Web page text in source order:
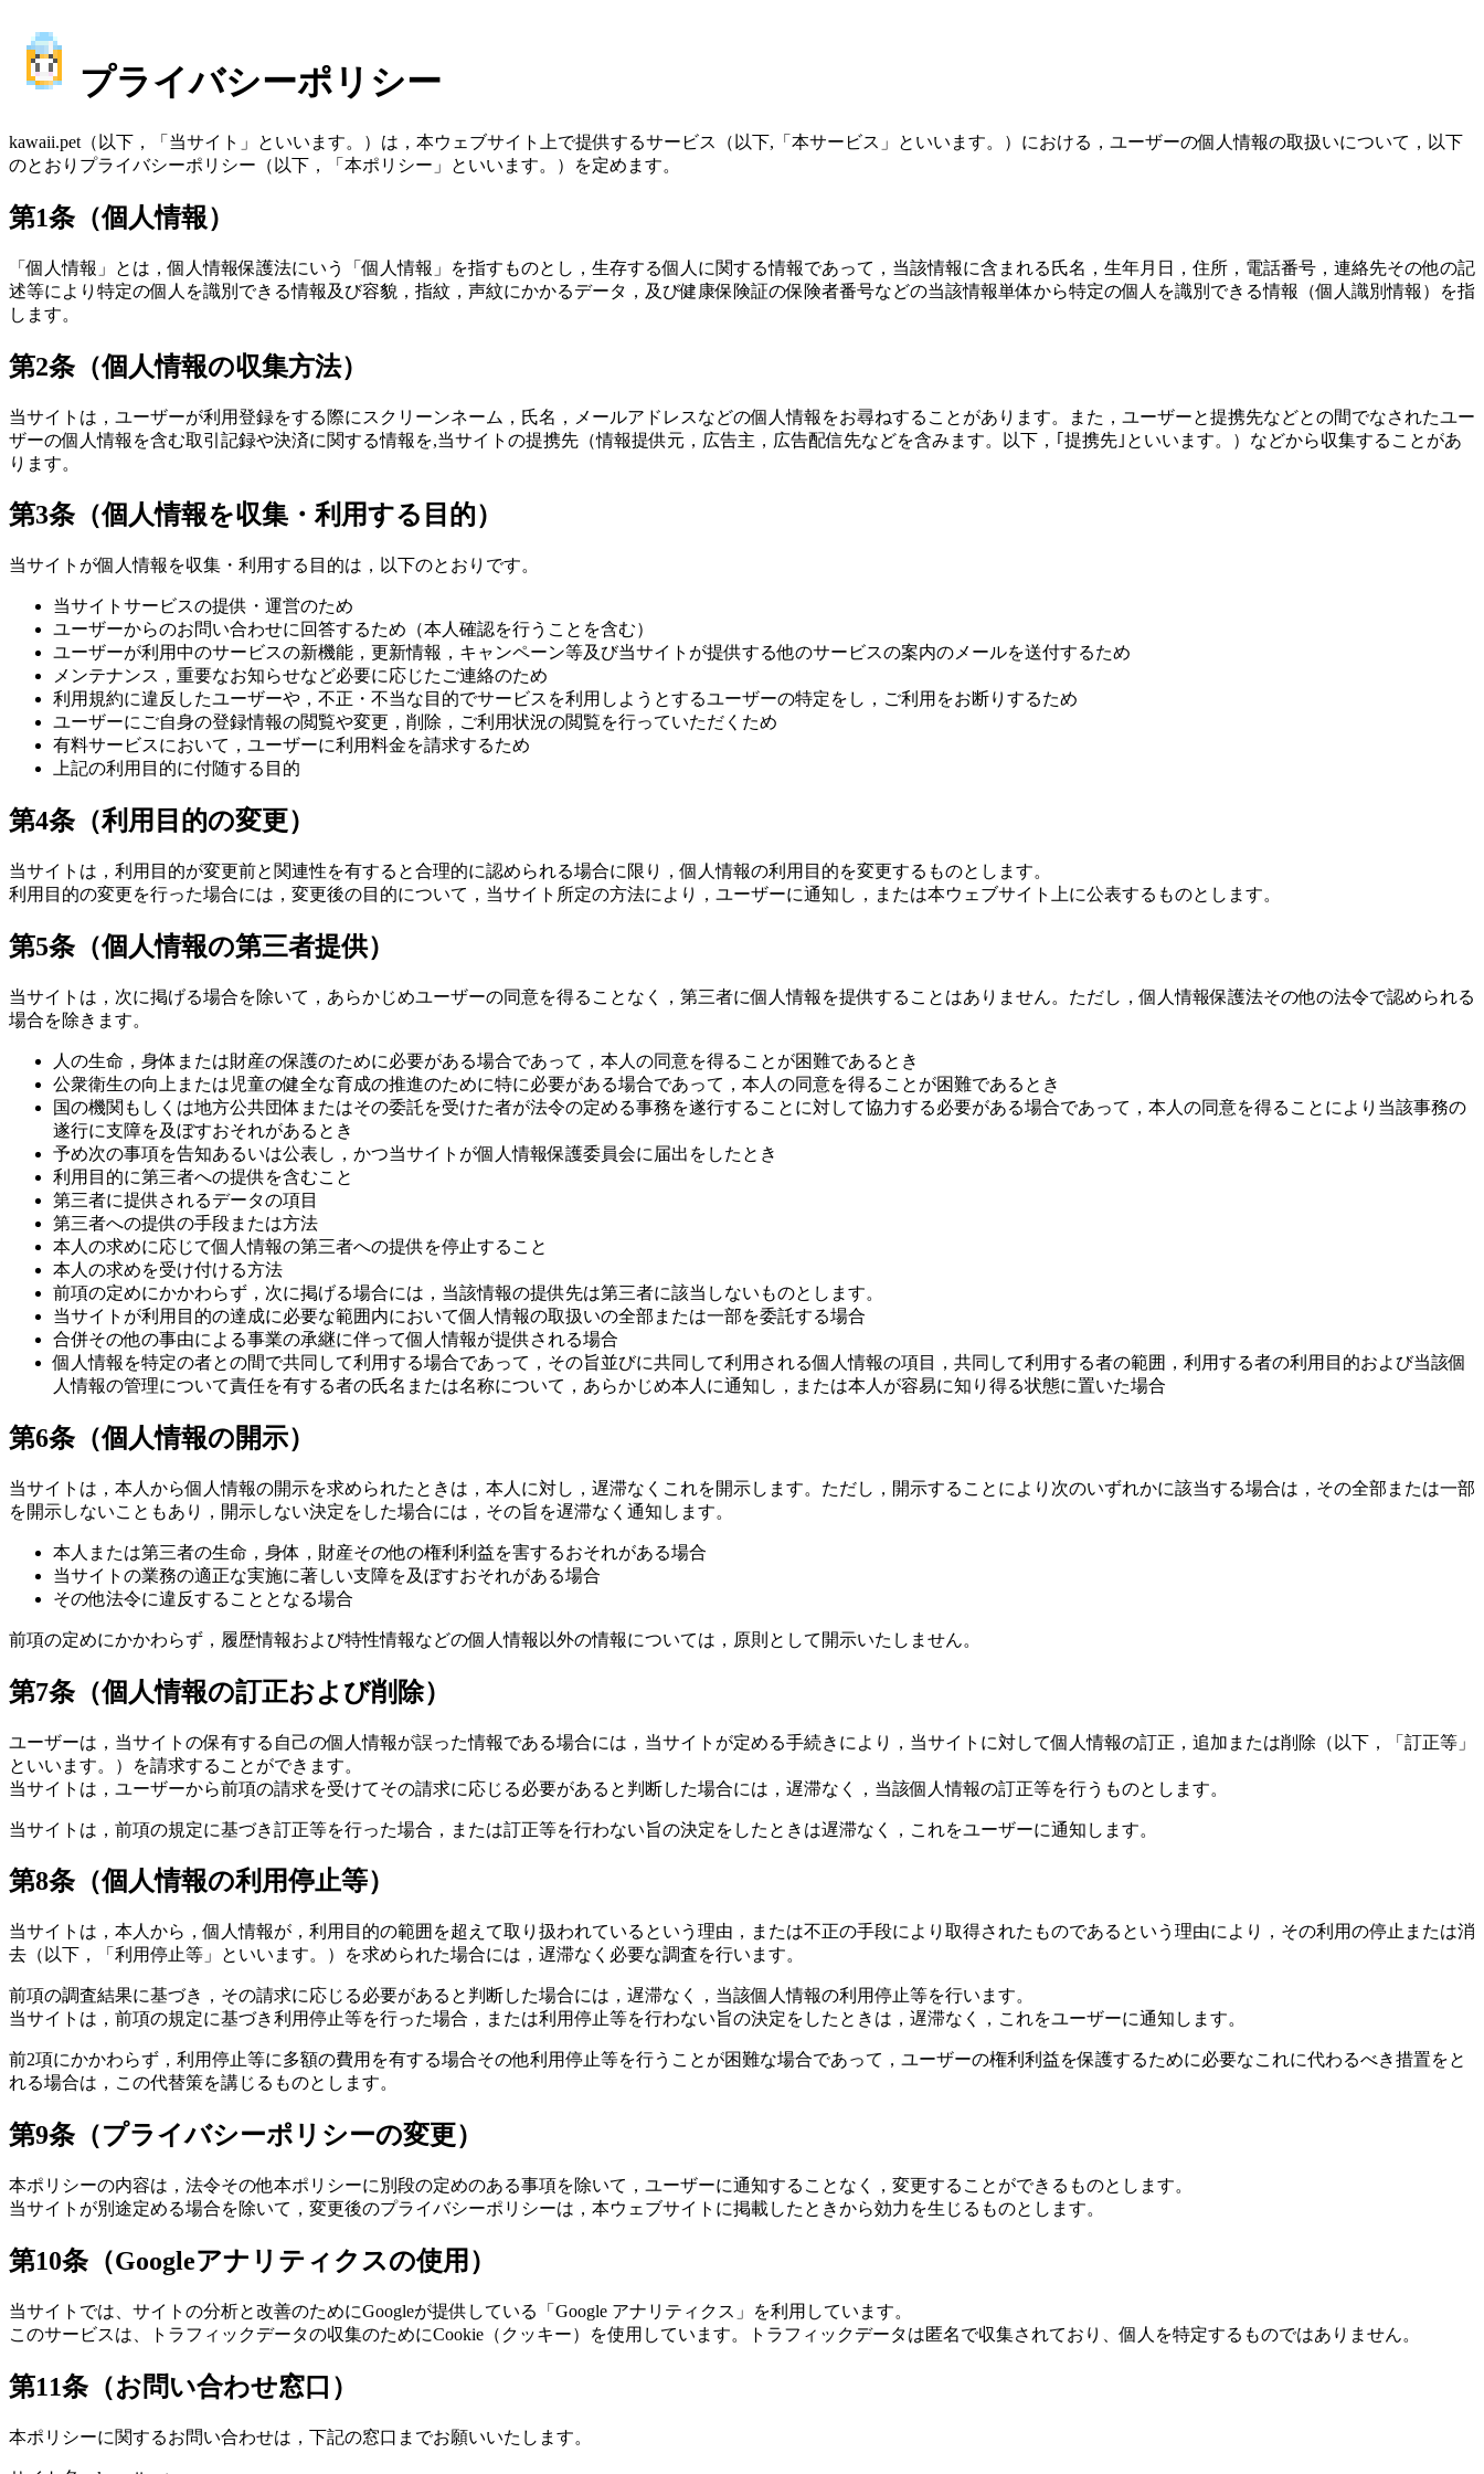
プライバシーポリシー
kawaii.pet（以下，「当サイト」といいます。）は，本ウェブサイト上で提供するサービス（以下,「本サービス」といいます。）における，ユーザーの個人情報の取扱いについて，以下
のとおりプライバシーポリシー（以下，「本ポリシー」といいます。）を定めます。
第1条（個人情報）
「個人情報」とは，個人情報保護法にいう「個人情報」を指すものとし，生存する個人に関する情報であって，当該情報に含まれる氏名，生年月日，住所，電話番号，連絡先その他の記
述等により特定の個人を識別できる情報及び容貌，指紋，声紋にかかるデータ，及び健康保険証の保険者番号などの当該情報単体から特定の個人を識別できる情報（個人識別情報）を指
します。
第2条（個人情報の収集方法）
当サイトは，ユーザーが利用登録をする際にスクリーンネーム，氏名，メールアドレスなどの個人情報をお尋ねすることがあります。また，ユーザーと提携先などとの間でなされたユー
ザーの個人情報を含む取引記録や決済に関する情報を,当サイトの提携先（情報提供元，広告主，広告配信先などを含みます。以下，｢提携先｣といいます。）などから収集することがあ
ります。
第3条（個人情報を収集・利用する目的）
当サイトが個人情報を収集・利用する目的は，以下のとおりです。
当サイトサービスの提供・運営のため
ユーザーからのお問い合わせに回答するため（本人確認を行うことを含む）
ユーザーが利用中のサービスの新機能，更新情報，キャンペーン等及び当サイトが提供する他のサービスの案内のメールを送付するため
メンテナンス，重要なお知らせなど必要に応じたご連絡のため
利用規約に違反したユーザーや，不正・不当な目的でサービスを利用しようとするユーザーの特定をし，ご利用をお断りするため
ユーザーにご自身の登録情報の閲覧や変更，削除，ご利用状況の閲覧を行っていただくため
有料サービスにおいて，ユーザーに利用料金を請求するため
上記の利用目的に付随する目的
第4条（利用目的の変更）
当サイトは，利用目的が変更前と関連性を有すると合理的に認められる場合に限り，個人情報の利用目的を変更するものとします。
利用目的の変更を行った場合には，変更後の目的について，当サイト所定の方法により，ユーザーに通知し，または本ウェブサイト上に公表するものとします。
第5条（個人情報の第三者提供）
当サイトは，次に掲げる場合を除いて，あらかじめユーザーの同意を得ることなく，第三者に個人情報を提供することはありません。ただし，個人情報保護法その他の法令で認められる
場合を除きます。
人の生命，身体または財産の保護のために必要がある場合であって，本人の同意を得ることが困難であるとき
公衆衛生の向上または児童の健全な育成の推進のために特に必要がある場合であって，本人の同意を得ることが困難であるとき
国の機関もしくは地方公共団体またはその委託を受けた者が法令の定める事務を遂行することに対して協力する必要がある場合であって，本人の同意を得ることにより当該事務の
遂行に支障を及ぼすおそれがあるとき
予め次の事項を告知あるいは公表し，かつ当サイトが個人情報保護委員会に届出をしたとき
利用目的に第三者への提供を含むこと
第三者に提供されるデータの項目
第三者への提供の手段または方法
本人の求めに応じて個人情報の第三者への提供を停止すること
本人の求めを受け付ける方法
前項の定めにかかわらず，次に掲げる場合には，当該情報の提供先は第三者に該当しないものとします。
当サイトが利用目的の達成に必要な範囲内において個人情報の取扱いの全部または一部を委託する場合
合併その他の事由による事業の承継に伴って個人情報が提供される場合
個人情報を特定の者との間で共同して利用する場合であって，その旨並びに共同して利用される個人情報の項目，共同して利用する者の範囲，利用する者の利用目的および当該個
人情報の管理について責任を有する者の氏名または名称について，あらかじめ本人に通知し，または本人が容易に知り得る状態に置いた場合
第6条（個人情報の開示）
当サイトは，本人から個人情報の開示を求められたときは，本人に対し，遅滞なくこれを開示します。ただし，開示することにより次のいずれかに該当する場合は，その全部または一部
を開示しないこともあり，開示しない決定をした場合には，その旨を遅滞なく通知します。
本人または第三者の生命，身体，財産その他の権利利益を害するおそれがある場合
当サイトの業務の適正な実施に著しい支障を及ぼすおそれがある場合
その他法令に違反することとなる場合
前項の定めにかかわらず，履歴情報および特性情報などの個人情報以外の情報については，原則として開示いたしません。
第7条（個人情報の訂正および削除）
ユーザーは，当サイトの保有する自己の個人情報が誤った情報である場合には，当サイトが定める手続きにより，当サイトに対して個人情報の訂正，追加または削除（以下，「訂正等」
といいます。）を請求することができます。
当サイトは，ユーザーから前項の請求を受けてその請求に応じる必要があると判断した場合には，遅滞なく，当該個人情報の訂正等を行うものとします。
当サイトは，前項の規定に基づき訂正等を行った場合，または訂正等を行わない旨の決定をしたときは遅滞なく，これをユーザーに通知します。
第8条（個人情報の利用停止等）
当サイトは，本人から，個人情報が，利用目的の範囲を超えて取り扱われているという理由，または不正の手段により取得されたものであるという理由により，その利用の停止または消
去（以下，「利用停止等」といいます。）を求められた場合には，遅滞なく必要な調査を行います。
前項の調査結果に基づき，その請求に応じる必要があると判断した場合には，遅滞なく，当該個人情報の利用停止等を行います。
当サイトは，前項の規定に基づき利用停止等を行った場合，または利用停止等を行わない旨の決定をしたときは，遅滞なく，これをユーザーに通知します。
前2項にかかわらず，利用停止等に多額の費用を有する場合その他利用停止等を行うことが困難な場合であって，ユーザーの権利利益を保護するために必要なこれに代わるべき措置をと
れる場合は，この代替策を講じるものとします。
第9条（プライバシーポリシーの変更）
本ポリシーの内容は，法令その他本ポリシーに別段の定めのある事項を除いて，ユーザーに通知することなく，変更することができるものとします。
当サイトが別途定める場合を除いて，変更後のプライバシーポリシーは，本ウェブサイトに掲載したときから効力を生じるものとします。
第10条（Googleアナリティクスの使用）
当サイトでは、サイトの分析と改善のためにGoogleが提供している「Google アナリティクス」を利用しています。
このサービスは、トラフィックデータの収集のためにCookie（クッキー）を使用しています。トラフィックデータは匿名で収集されており、個人を特定するものではありません。
第11条（お問い合わせ窓口）
本ポリシーに関するお問い合わせは，下記の窓口までお願いいたします。